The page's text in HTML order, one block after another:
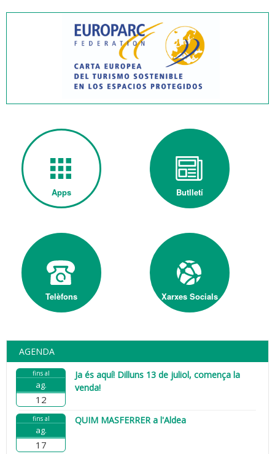
Apps Butlletí
Telèfons Xarxes Socials
AGENDA
fins al
ag.
12
Ja és aquí! Dilluns 13 de juliol, comença la
venda!
fins al
ag.
17
QUIM MASFERRER a l'Aldea